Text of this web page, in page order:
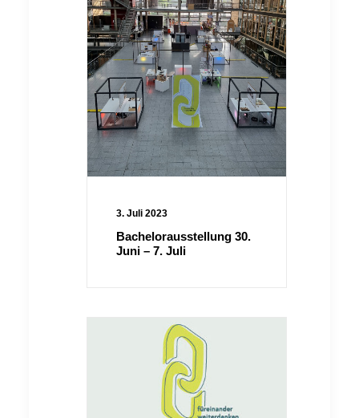
3. Juli 2023
Bachelorausstellung 30.
Juni – 7. Juli